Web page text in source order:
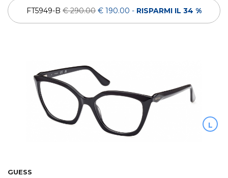
FT5949-B € 290.00 € 190.00 - RISPARMI IL 34 %
L
GUESS